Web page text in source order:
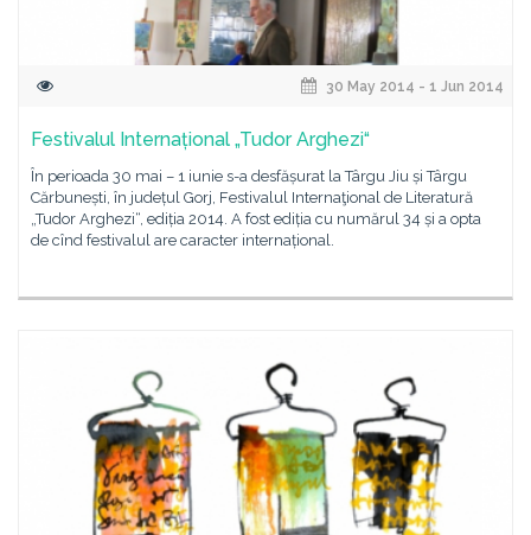
30 May 2014 - 1 Jun 2014
Festivalul Internațional „Tudor Arghezi“
În perioada 30 mai – 1 iunie s-a desfășurat la Târgu Jiu și Târgu
Cărbunești, în județul Gorj, Festivalul Internaţional de Literatură
„Tudor Arghezi“, ediția 2014. A fost ediția cu numărul 34 și a opta
de cînd festivalul are caracter internațional.